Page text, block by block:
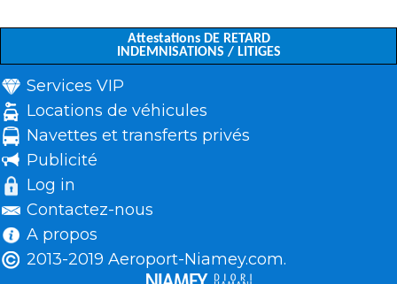
Attestations DE RETARD
INDEMNISATIONS / LITIGES
Services VIP
Locations de véhicules
Navettes et transferts privés
Publicité
Log in
Contactez-nous
A propos
2013-2019 Aeroport-Niamey.com.